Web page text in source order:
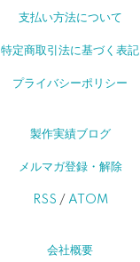
支払い方法について
特定商取引法に基づく表記
プライバシーポリシー
製作実績ブログ
メルマガ登録・解除
RSS / ATOM
会社概要